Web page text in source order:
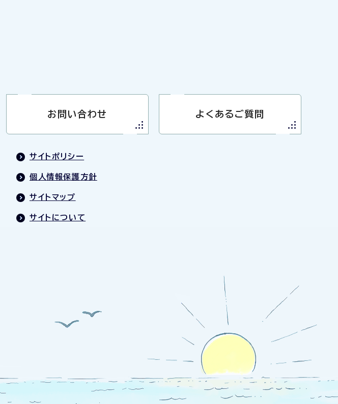
お問い合わせ よくあるご質問
サイトポリシー
個人情報保護方針
サイトマップ
サイトについて